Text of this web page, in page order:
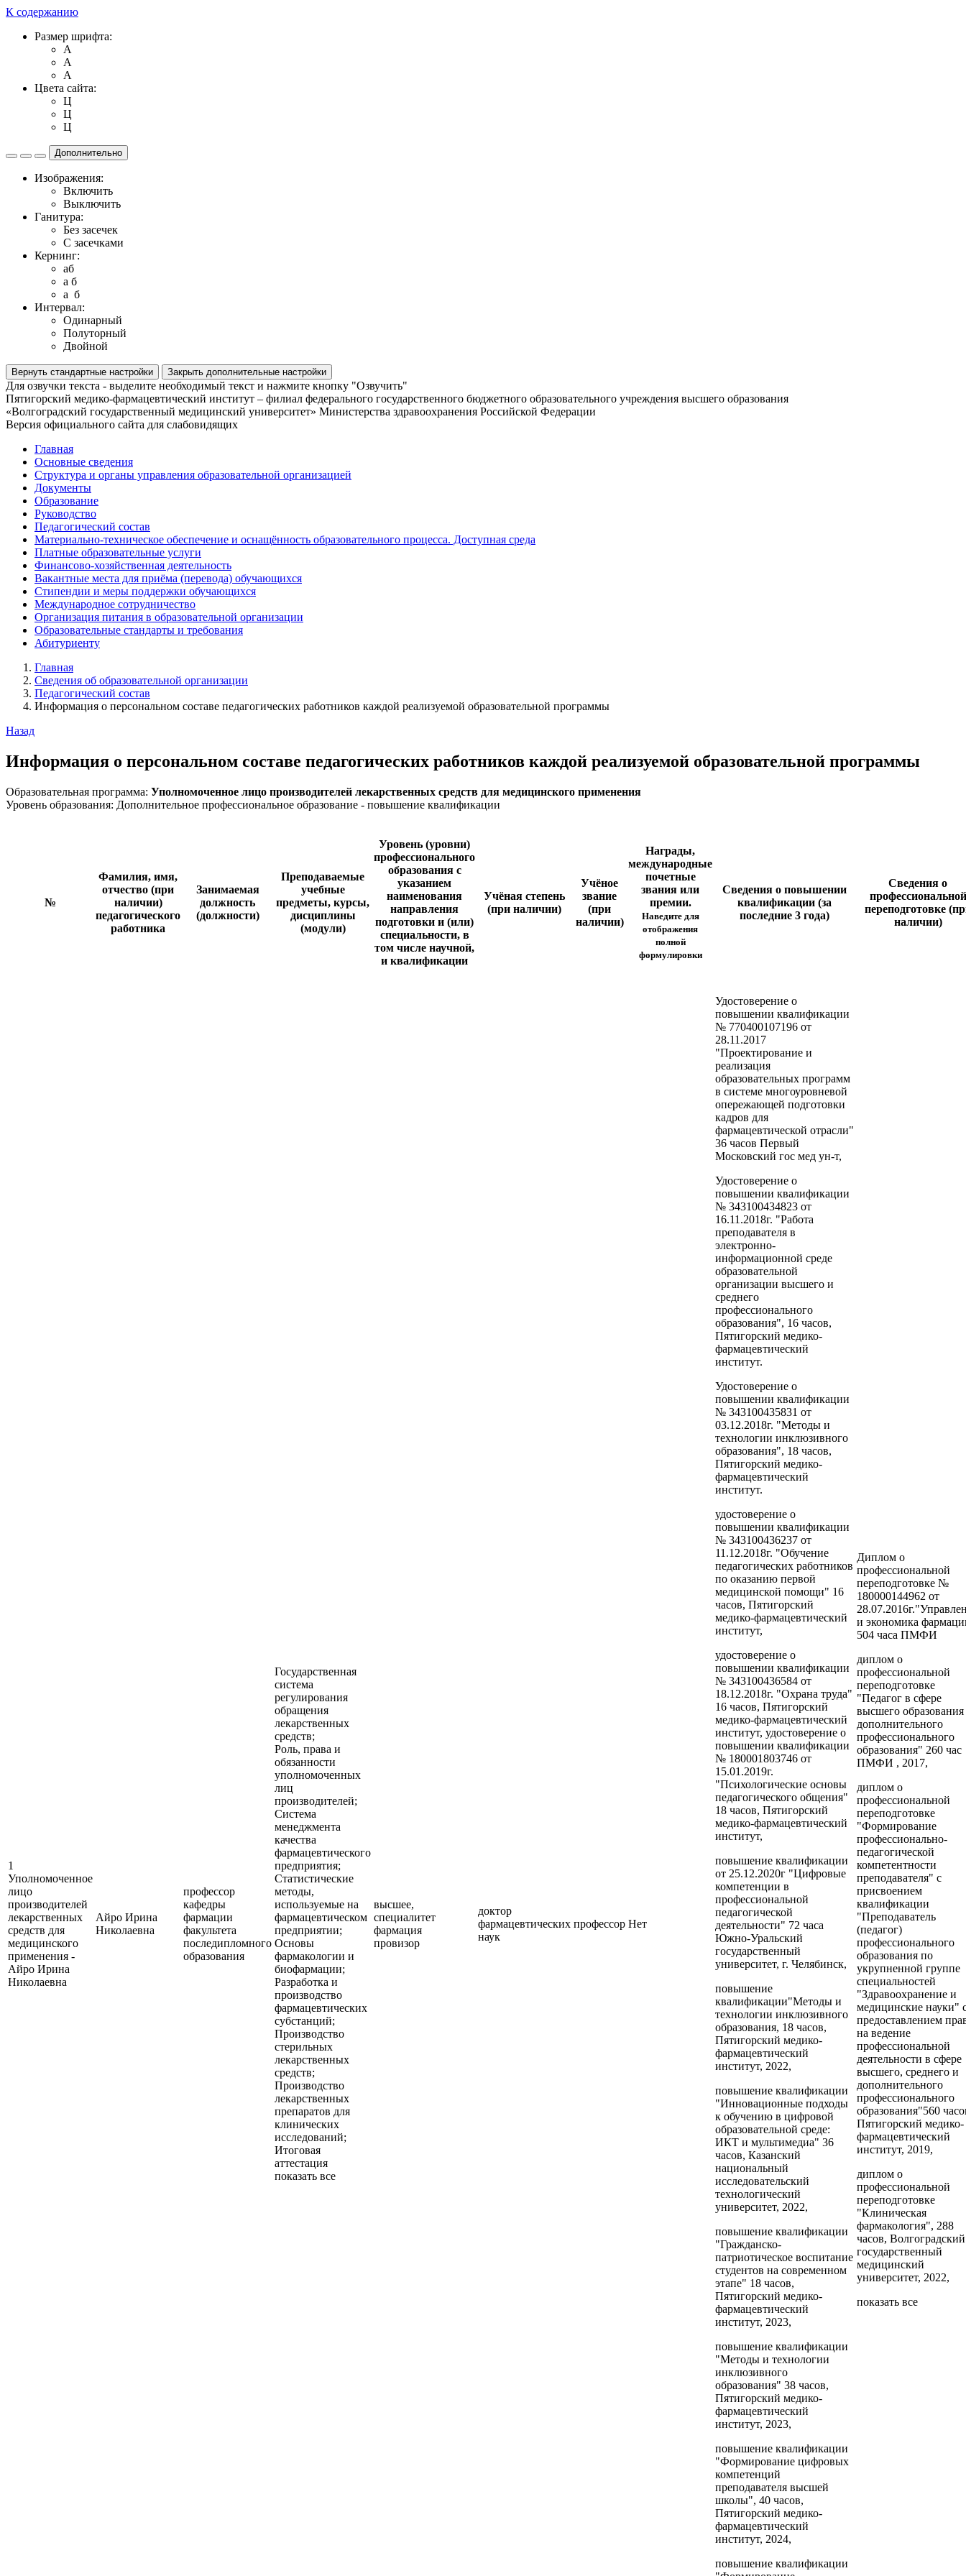
К содержанию
Размер шрифта:
A
A
A
Цвета сайта:
Ц
Ц
Ц
Дополнительно
Изображения:
Включить
Выключить
Ганитура:
Без засечек
С засечками
Кернинг:
aб
a б
a б
Интервал:
Одинарный
Полуторный
Двойной
Вернуть стандартные настройки Закрыть дополнительные настройки
Для озвучки текста - выделите необходимый текст и нажмите кнопку "Озвучить"
Пятигорский медико-фармацевтический институт – филиал федерального государственного бюджетного образовательного учреждения высшего образования
«Волгоградский государственный медицинский университет» Министерства здравоохранения Российской Федерации
Версия официального сайта для слабовидящих
Главная
Основные сведения
Структура и органы управления образовательной организацией
Документы
Образование
Руководство
Педагогический состав
Материально-техническое обеспечение и оснащённость образовательного процесса. Доступная среда
Платные образовательные услуги
Финансово-хозяйственная деятельность
Вакантные места для приёма (перевода) обучающихся
Стипендии и меры поддержки обучающихся
Международное сотрудничество
Организация питания в образовательной организации
Образовательные стандарты и требования
Абитуриенту
Главная
Сведения об образовательной организации
Педагогический состав
Информация о персональном составе педагогических работников каждой реализуемой образовательной программы
Назад
Информация о персональном составе педагогических работников каждой реализуемой образовательной программы
Образовательная программа: Уполномоченное лицо производителей лекарственных средств для медицинского применения
Уровень образования: Дополнительное профессиональное образование - повышение квалификации
№
Фамилия, имя,
отчество (при
наличии)
педагогического
работника
Занимаемая
должность
(должности)
Преподаваемые
учебные
предметы, курсы,
дисциплины
(модули)
Уровень (уровни)
профессионального
образования с
указанием
наименования
направления
подготовки и (или)
специальности, в
том числе научной,
и квалификации
Учёная степень
(при наличии)
Учёное
звание
(при
наличии)
Награды,
международные
почетные
звания или
премии.
Наведите для
отображения
полной
формулировки
Сведения о повышении
квалификации (за
последние 3 года)
Сведения о
профессиональной
переподготовке
наличии)
1
Уполномоченное
лицо
производителей
лекарственных
средств для
медицинского
применения -
Айро Ирина
Николаевна
Айро Ирина
Николаевна
профессор
кафедры
фармации
факультета
последипломного
образования
Государственная
система
регулирования
обращения
лекарственных
средств;
Роль, права и
обязанности
уполномоченных
лиц
производителей;
Система
менеджмента
качества
фармацевтического
предприятия;
Статистические
методы,
используемые на
фармацевтическом
предприятии;
Основы
фармакологии и
биофармации;
Разработка и
производство
фармацевтических
субстанций;
Производство
стерильных
лекарственных
средств;
Производство
лекарственных
препаратов для
клинических
исследований;
Итоговая
аттестация
показать все
высшее,
специалитет
фармация
провизор
доктор
фармацевтических
наук
профессор Нет
Удостоверение о
повышении квалификации
№ 770400107196 от
28.11.2017
"Проектирование и
реализация
образовательных программ
в системе многоуровневой
опережающей подготовки
кадров для
фармацевтической отрасли"
36 часов Первый
Московский гос мед ун-т,
Удостоверение о
повышении квалификации
№ 343100434823 от
16.11.2018г. "Работа
преподавателя в
электронно-
информационной среде
образовательной
организации высшего и
среднего
профессионального
образования", 16 часов,
Пятигорский медико-
фармацевтический
институт.
Удостоверение о
повышении квалификации
№ 343100435831 от
03.12.2018г. "Методы и
технологии инклюзивного
образования", 18 часов,
Пятигорский медико-
фармацевтический
институт.
удостоверение о
повышении квалификации
№ 343100436237 от
11.12.2018г. "Обучение
педагогических работников
по оказанию первой
медицинской помощи" 16
часов, Пятигорский
медико-фармацевтический
институт,
удостоверение о
повышении квалификации
№ 343100436584 от
18.12.2018г. "Охрана труда"
16 часов, Пятигорский
медико-фармацевтический
институт, удостоверение о
повышении квалификации
№ 180001803746 от
15.01.2019г.
"Психологические основы
педагогического общения"
18 часов, Пятигорский
медико-фармацевтический
институт,
повышение квалификации
от 25.12.2020г "Цифровые
компетенции в
профессиональной
педагогической
деятельности" 72 часа
Южно-Уральский
государственный
университет, г. Челябинск,
повышение
квалификации"Методы и
технологии инклюзивного
образования, 18 часов,
Пятигорский медико-
фармацевтический
институт, 2022,
повышение квалификации
"Инновационные подходы
к обучению в цифровой
образовательной среде:
ИКТ и мультимедиа" 36
часов, Казанский
национальный
исследовательский
технологический
университет, 2022,
повышение квалификации
"Гражданско-
патриотическое воспитание
студентов на современном
этапе" 18 часов,
Пятигорский медико-
фармацевтический
институт, 2023,
повышение квалификации
"Методы и технологии
инклюзивного
образования" 38 часов,
Пятигорский медико-
фармацевтический
институт, 2023,
повышение квалификации
"Формирование цифровых
компетенций
преподавателя высшей
школы", 40 часов,
Пятигорский медико-
фармацевтический
институт, 2024,
повышение квалификации
Диплом о
профессиональной
переподготовке №
180000144962 от
и экономика
504 часа ПМФИ
диплом о
профессиональной
переподготовке
"Педагог в сфере
высшего
дополнительного
профессионального
образования" 260 час
ПМФИ , 2017,
диплом о
профессиональной
переподготовке
"Формирование
профессионально-
педагогической
компетентности
преподавателя" с
присвоением
квалификации
"Преподаватель
(педагог)
профессионального
образования по
укрупненной группе
специальностей
"Здравоохранение и
медицинские науки"
предоставлением
на ведение
профессиональной
деятельности в сфере
высшего, среднего и
дополнительного
профессионального
образования"560
Пятигорский медико-
фармацевтический
институт, 2019,
диплом о
профессиональной
переподготовке
"Клиническая
фармакология", 288
часов, Волгоградский
государственный
медицинский
университет, 2022,
показать все